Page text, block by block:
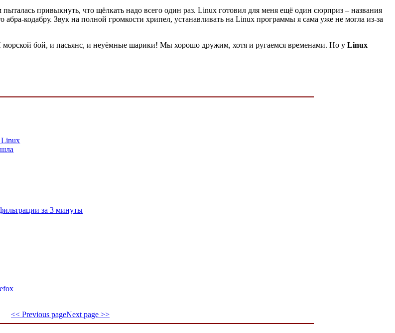
привыкнуть, что щёлкать надо всего один раз. Linux готовил для меня ещё один сюрприз – названия
кодабру. Звук на полной громкости хрипел, устанавливать на Linux программы я сама уже не могла из-за
бой, и пасьянс, и неуёмные шарики! Мы хорошо дружим, хотя и ругаемся временами. Но у Linux
Linux
за 3 минуты
<< Previous pageNext page >>